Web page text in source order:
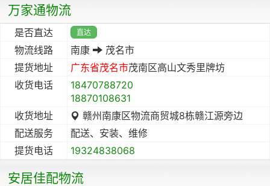
万家通物流
是否直达 直达
物流线路 南康
茂名市
提货地址
广东省茂名市茂南区高山文秀里牌坊
收货电话
18470788720
18870108631
收货地址
赣州南康区物流商贸城8栋赣江源旁边
配送服务
配送、安装、维修
提货电话
19324838068
安居佳配物流